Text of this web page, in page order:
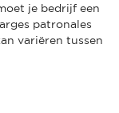
je bedrijf een
patronales
variëren tussen